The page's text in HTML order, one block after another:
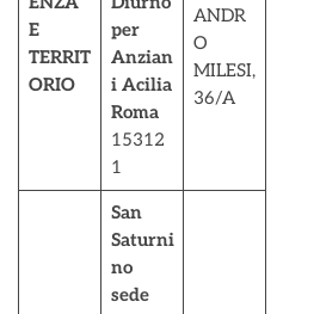
E
TERRIT
ORIO
per
Anzian
i Acilia
Roma
15312
1
ANDR
O
MILESI,
36/A
San
Saturni
no
sede